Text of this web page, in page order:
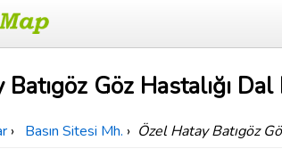
Göz Hastalığı
› Basın Sitesi Mh. › Özel Hatay Batıgöz